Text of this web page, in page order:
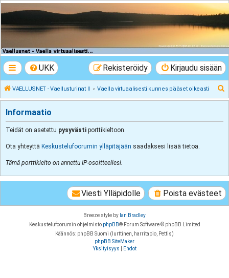
VAELLUSNET -
Vaellusturinat II
UKK Kirjaudu sisään
Rekisteröidy
VAELLUSNET - Vaellusturinat II Vaella virtuaalisesti kunnes pääset oikeasti
t
Informaatio
Teidät on asetettu pysyvästi porttikieltoon.
Ota yhteyttä Keskustelufoorumin ylläpitäjään saadaksesi lisää tietoa.
Tämä porttikielto on annettu IP-osoitteellesi.
Poista evästeet
Viesti Ylläpidolle
Breeze style by Ian Bradley
Keskustelufoorumin ohjelmisto phpBB® Forum Software © phpBB Limited
Käännös: phpBB Suomi (lurttinen, harritapio, Pettis)
phpBB SiteMaker
Yksityisyys
Ehdot